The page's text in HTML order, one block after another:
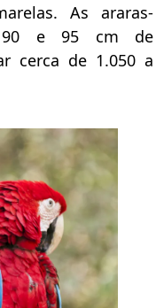
As araras-
90 e 95 cm de
cerca de 1.050 a